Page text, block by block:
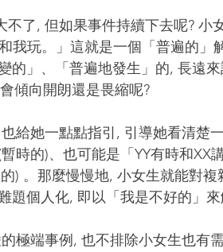
我玩。」這就是一個「普遍的」
的」、「普遍地發生」的, 長遠
傾向開朗還是畏縮呢?
時的)、也可能是「YY有時和XX
) 。那麼慢慢地, 小女生就能對
題個人化, 即以「我是不好的」來